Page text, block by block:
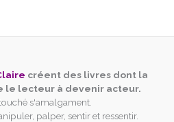
créent des livres dont la
le lecteur à devenir acteur.
s'amalgament.
palper, sentir et ressentir.